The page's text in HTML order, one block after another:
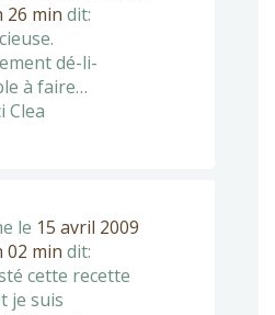
26 min dit:
dé-li-
à faire…
Clea
le 15 avril 2009
02 min dit:
cette recette
je suis